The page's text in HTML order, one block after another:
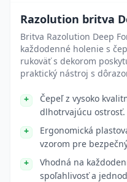
Razolution britva
Britva Razolution Deep
každodenné holenie s
rukoväť s dekorom
praktický nástroj s
Čepeľ z vysoko
dlhotrvajúcu ostrosť.
Ergonomická
vzorom pre
Vhodná na
spoľahlivosť a